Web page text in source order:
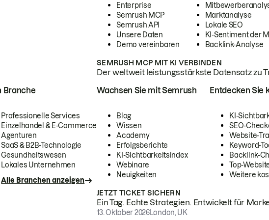
Enterprise
Semrush MCP
Semrush API
Unsere Daten
Demo vereinbaren
Marktanalyse
Lokale SEO
KI-Sentiment der
Backlink-Analyse
SEMRUSH MCP MIT KI VERBINDEN
Der weltweit leistungsstärkste Datensatz zu
Branche
Professionelle Services
Einzelhandel & E-Commerce
Agenturen
SaaS & B2B-Technologie
Gesundheitswesen
Lokales Unternehmen
Alle Branchen anzeigen
Wachsen Sie mit Semrush
Blog
Wissen
Academy
Erfolgsberichte
KI-Sichtbarkeitsindex
Webinare
Neuigkeiten
Entdecken Sie
KI-
SEO-
Website-
Keyword-
Backlink-
Top-
Weitere
JETZT TICKET SICHERN
Ein Tag. Echte Strategien. Entwickelt für
13. Oktober 2026London, UK